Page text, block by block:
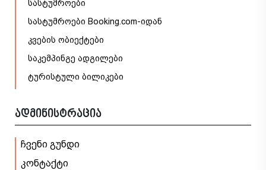
სასტუმროები
სასტუმროები Booking.com-იდან
კვების ობიექტები
საკემპინგე ადგილები
ტურისტული ბილიკები
ადმინისტრაცია
ჩვენი გუნდი
კონტაქტი